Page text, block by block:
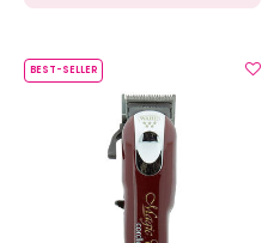
BEST-SELLER